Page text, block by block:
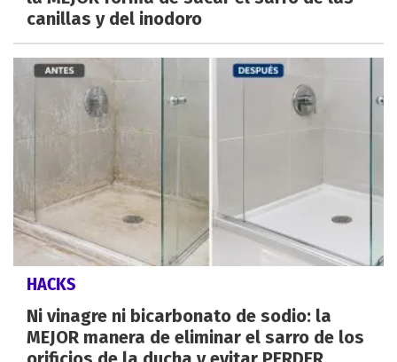
canillas y del inodoro
HACKS
Ni vinagre ni bicarbonato de sodio: la
MEJOR manera de eliminar el sarro de los